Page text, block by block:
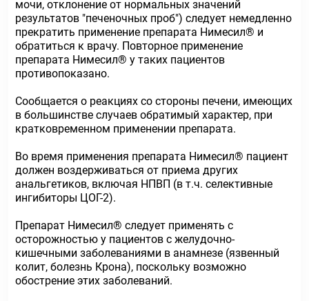
мочи, отклонение от нормальных значений
результатов "печеночных проб") следует немедленно
прекратить применение препарата Нимесил® и
обратиться к врачу. Повторное применение
препарата Нимесил® у таких пациентов
противопоказано.
Сообщается о реакциях со стороны печени, имеющих
в большинстве случаев обратимый характер, при
кратковременном применении препарата.
Во время применения препарата Нимесил® пациент
должен воздерживаться от приема других
анальгетиков, включая НПВП (в т.ч. селективные
ингибиторы ЦОГ-2).
Препарат Нимесил® следует применять с
осторожностью у пациентов с желудочно-
кишечными заболеваниями в анамнезе (язвенный
колит, болезнь Крона), поскольку возможно
обострение этих заболеваний.